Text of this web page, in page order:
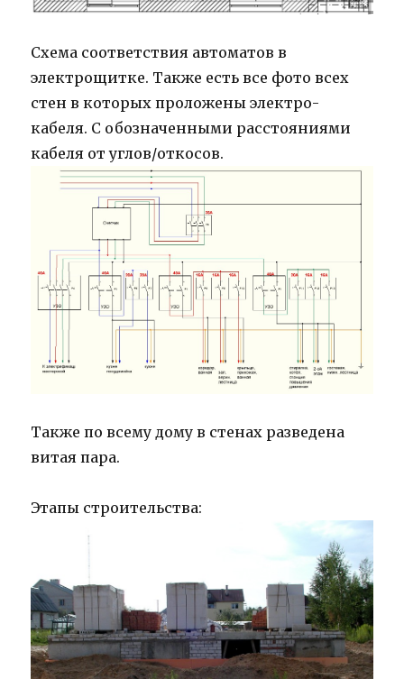
Схема соответствия автоматов в
электрощитке. Также есть все фото всех
стен в которых проложены электро-
кабеля. С обозначенными расстояниями
кабеля от углов/откосов.
Также по всему дому в стенах разведена
витая пара.
Этапы строительства: